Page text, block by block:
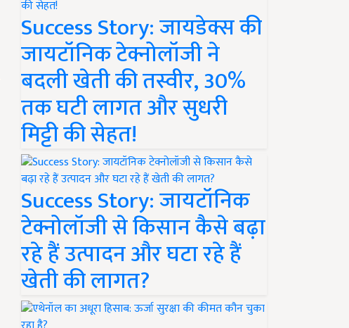
Success Story: जायडेक्स की
जायटॉनिक टेक्नोलॉजी ने
बदली खेती की तस्वीर, 30%
तक घटी लागत और सुधरी
मिट्टी की सेहत!
Success Story: जायटॉनिक
टेक्नोलॉजी से किसान कैसे बढ़ा
रहे हैं उत्पादन और घटा रहे हैं
खेती की लागत?